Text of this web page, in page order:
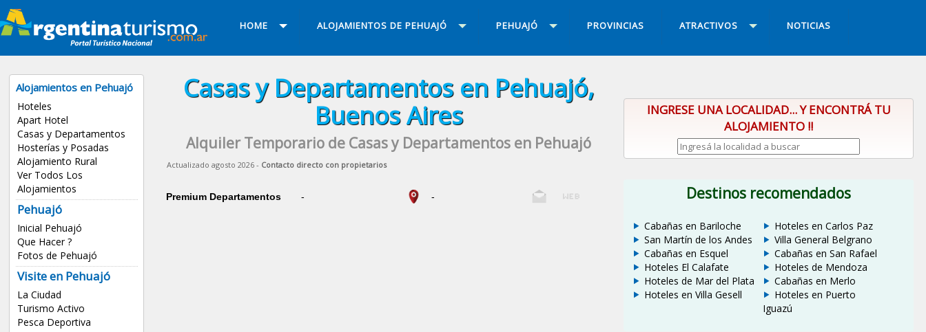
HOME ALOJAMIENTOS DE PEHUAJÓ PEHUAJÓ PROVINCIAS ATRACTIVOS NOTICIAS
Alojamientos en Pehuajó
Hoteles
Apart Hotel
Casas y Departamentos
Hosterías y Posadas
Alojamiento Rural
Ver Todos Los
Alojamientos
Pehuajó
Inicial Pehuajó
Que Hacer ?
Fotos de Pehuajó
Visite en Pehuajó
La Ciudad
Turismo Activo
Pesca Deportiva
Casas y Departamentos en Pehuajó,
Buenos Aires
Alquiler Temporario de Casas y Departamentos en Pehuajó
Actualizado agosto 2026 - Contacto directo con propietarios
Premium Departamentos - -
INGRESE UNA LOCALIDAD... Y ENCONTRÁ TU
ALOJAMIENTO !!
Destinos recomendados
Cabañas en Bariloche
San Martín de los Andes
Cabañas en Esquel
Hoteles El Calafate
Hoteles de Mar del Plata
Hoteles en Villa Gesell
Hoteles en Carlos Paz
Villa General Belgrano
Cabañas en San Rafael
Hoteles de Mendoza
Cabañas en Merlo
Hoteles en Puerto
Iguazú